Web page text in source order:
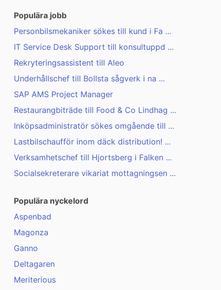
Populära jobb
Personbilsmekaniker sökes till kund i Fa ...
IT Service Desk Support till konsultuppd ...
Rekryteringsassistent till Aleo
Underhållschef till Bollsta sågverk i na ...
SAP AMS Project Manager
Restaurangbiträde till Food & Co Lindhag ...
Inköpsadministratör sökes omgående till ...
Lastbilschaufför inom däck distribution! ...
Verksamhetschef till Hjortsberg i Falken ...
Socialsekreterare vikariat mottagningsen ...
Populära nyckelord
Aspenbad
Magonza
Ganno
Deltagaren
Meriterious